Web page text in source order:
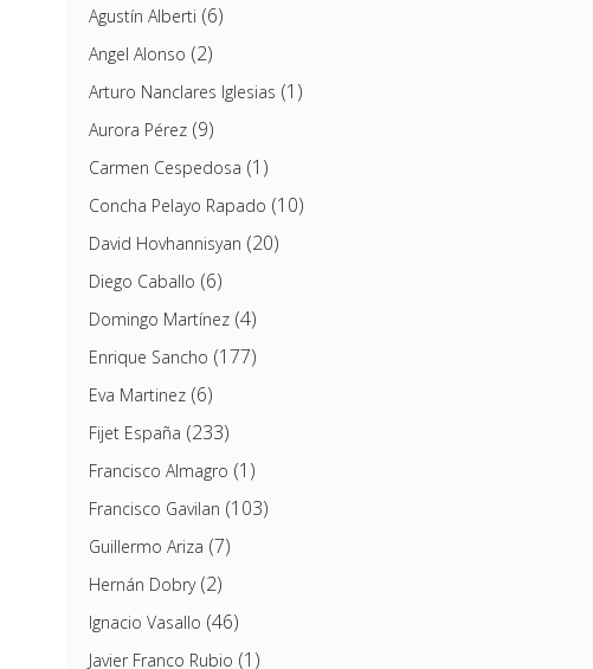
Agustín Alberti (6)
Angel Alonso (2)
Arturo Nanclares Iglesias (1)
Aurora Pérez(9)
Carmen Cespedosa (1)
Concha Pelayo Rapado (10)
David Hovhannisyan (20)
Diego Caballo (6)
Domingo Martínez(4)
Enrique Sancho (177)
Eva Martinez(6)
Fijet España (233)
Francisco Almagro (1)
Francisco Gavilan (103)
Guillermo Ariza (7)
Hernán Dobry(2)
Ignacio Vasallo (46)
Javier Franco Rubio (1)